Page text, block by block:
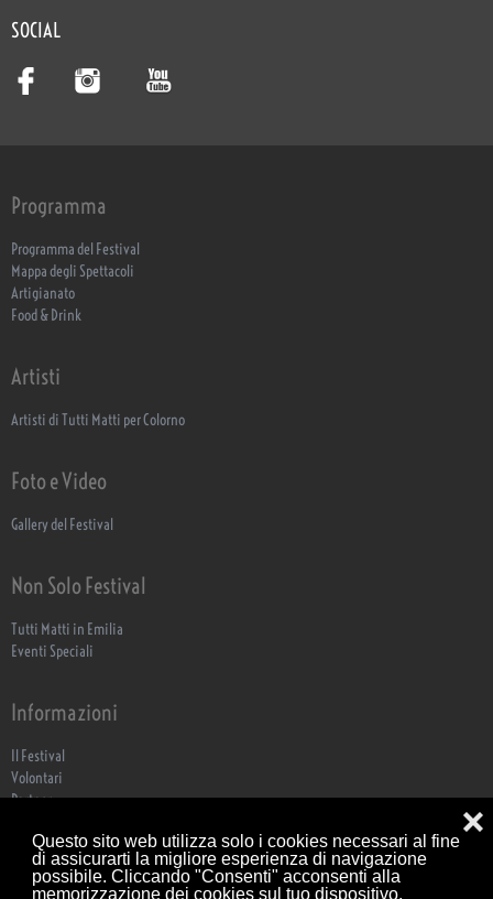
Questo sito web utilizza solo i cookies necessari al fine
di assicurarti la migliore esperienza di navigazione
possibile. Cliccando "Consenti" acconsenti alla
memorizzazione dei cookies sul tuo dispositivo.
❌
SOCIAL
Programma
Programma del Festival
Mappa degli Spettacoli
Artigianato
Food & Drink
Artisti
Artisti di Tutti Matti per Colorno
Foto e Video
Gallery del Festival
Non Solo Festival
Tutti Matti in Emilia
Eventi Speciali
Informazioni
Il Festival
Volontari
Partner
Biglietteria
Dove Siamo
Contatti